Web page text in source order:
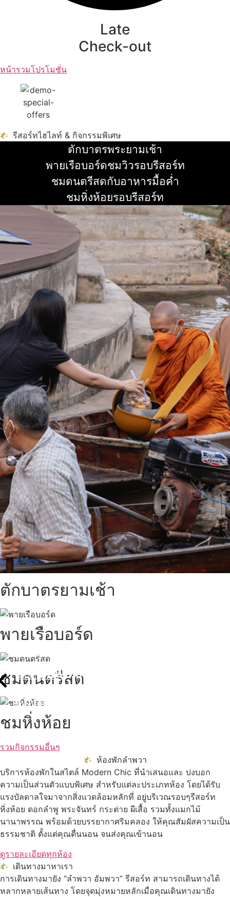
นับหิ่งห้อย ร้อยลำพู ดูพระจันทร์
Late
Check-out
หน้ารวมโปรโมชั่น
รีสอร์ทไฮไลท์ & กิจกรรมพิเศษ
ตักบาตรพระยามเช้า
อ่านเพิ่ม
พายเรือบอร์ดชมวิวรอบรีสอร์ท
อ่านเพิ่ม
ชมดนตรีสดกับอาหารมื้อค่ำ
อ่านเพิ่ม
ชมหิ่งห้อยรอบรีสอร์ท
อ่านเพิ่ม
ตักบาตรยามเช้า
พายเรือบอร์ด
ชมดนตรีสด
ชมหิ่งห้อย
รวมกิจกรรมอื่นๆ
ห้องพักลำพวา
บริการห้องพักในสไตล์ Modern Chic ที่นำเสนอและ บ่งบอก
ความเป็นส่วนตัวแบบพิเศษ สำหรับแต่ละประเภทห้อง โดยได้รับ
แรงบัลดาลใจมาจากสิ่งแวดล้อมหลักที่ อยู่บริเวณรอบๆรีสอร์ท
หิ่งห้อย ดอกลำพู พระจันทร์ กระต่าย ผีเสื้อ รวมทั้งแมกไม้
นานาพรรณ พร้อมด้วยบรรยากาศริมคลอง ให้คุณสัมผัสความเป็น
ธรรมชาติ ตั้งแต่คุณตื่นนอน จนส่งคุณเข้านอน
ดูรายละเอียดทุกห้อง
เดินทางมาหาเรา
การเดินทางมายัง “ลำพวา อัมพวา” รีสอร์ท สามารถเดินทางได้
หลากหลายเส้นทาง โดยจุดมุ่งหมายหลักเมื่อคุณเดินทางมายัง
"ตลาดน้ำอัมพวา"
ดูทั้งหมด